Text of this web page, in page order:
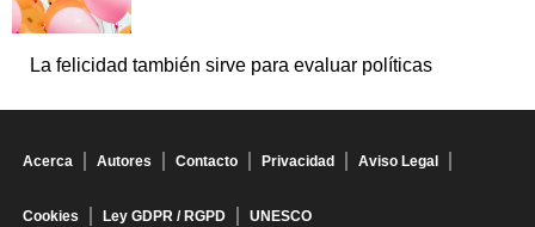
La felicidad también sirve para evaluar políticas
Acerca Autores Contacto Privacidad Aviso Legal
Cookies Ley GDPR / RGPD UNESCO